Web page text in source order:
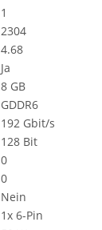
1
2304
4.68
Ja
8 GB
GDDR6
192 Gbit/s
128 Bit
0
0
Nein
1x 6-Pin